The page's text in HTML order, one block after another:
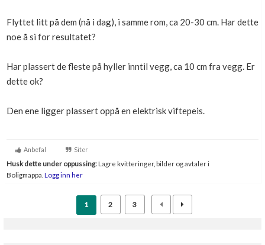
Få mer ut av Boligmappa
Flyttet litt på dem (nå i dag), i samme rom, ca 20-30 cm. Har dette
noe å si for resultatet?
Har plassert de fleste på hyller inntil vegg, ca 10 cm fra vegg. Er
dette ok?
Den ene ligger plassert oppå en elektrisk viftepeis.
Anbefal Siter
Husk dette under oppussing:Lagre kvitteringer, bilder og avtaler i
Boligmappa. Logg inn her
1 2 3